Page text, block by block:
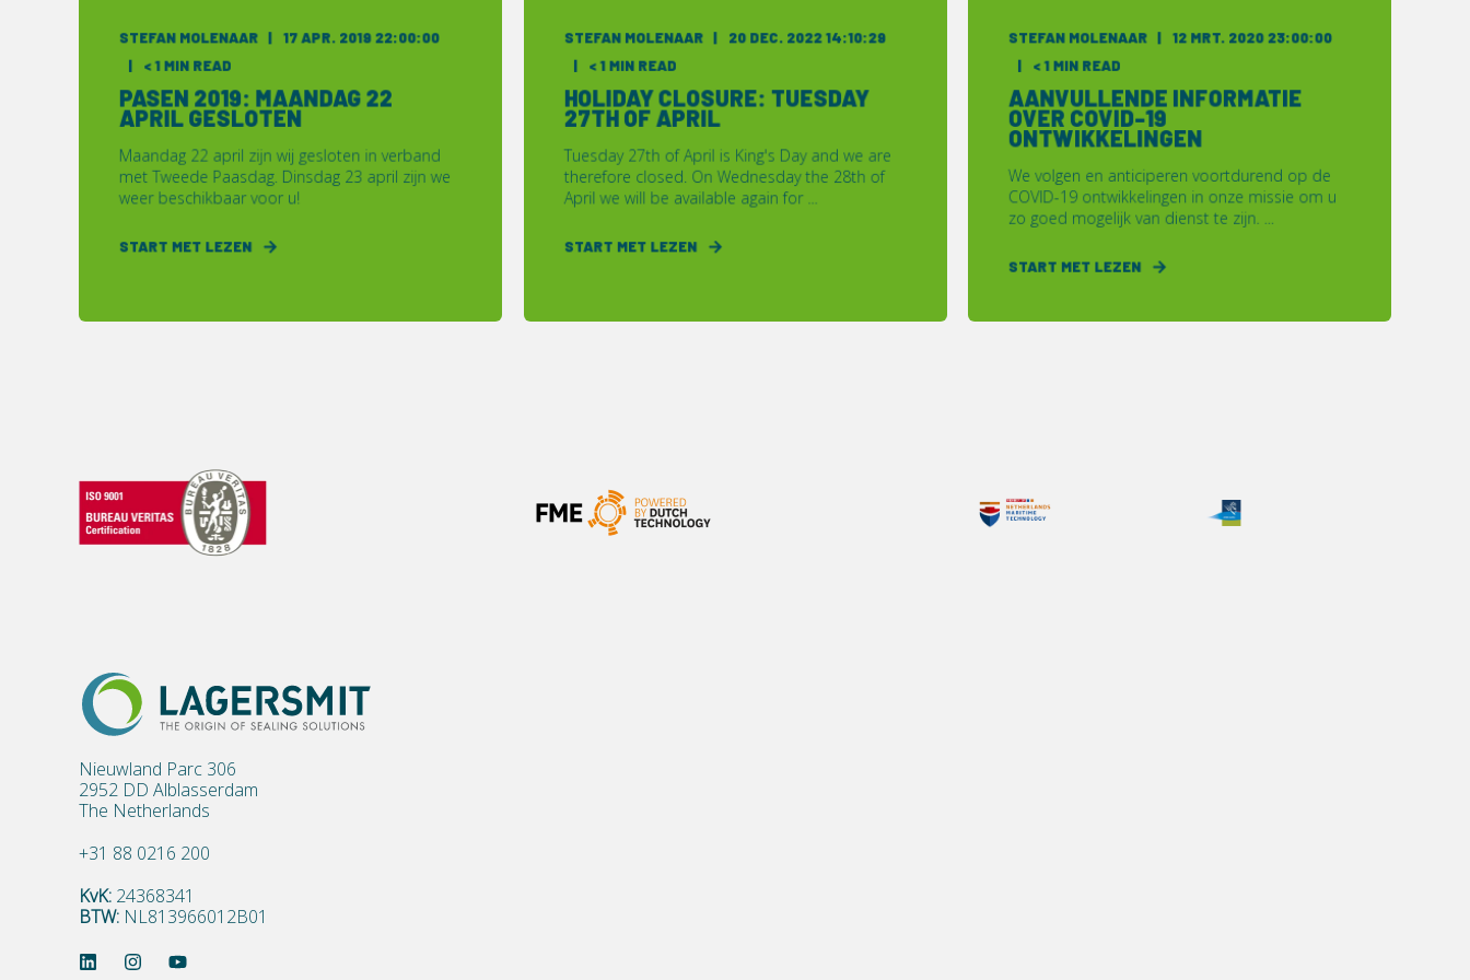
STEFAN MOLENAAR
17 APR. 2019 22:00:00
< 1 MIN READ
PASEN 2019: MAANDAG 22
APRIL GESLOTEN
Maandag 22 april zijn wij gesloten in verband
met Tweede Paasdag. Dinsdag 23 april zijn we
weer beschikbaar voor u!
START MET LEZEN
STEFAN MOLENAAR
20 DEC. 2022 14:10:29
< 1 MIN READ
HOLIDAY CLOSURE: TUESDAY
27TH OF APRIL
Tuesday 27th of April is King's Day and we are
therefore closed. On Wednesday the 28th of
April we will be available again for ...
START MET LEZEN
STEFAN MOLENAAR
12 MRT. 2020 23:00:00
< 1 MIN READ
AANVULLENDE INFORMATIE
OVER COVID-19
ONTWIKKELINGEN
We volgen en anticiperen voortdurend op de
COVID-19 ontwikkelingen in onze missie om u
zo goed mogelijk van dienst te zijn. ...
START MET LEZEN
Nieuwland Parc 306
2952 DD Alblasserdam
The Netherlands
+31 88 0216 200
KvK: 24368341
BTW: NL813966012B01